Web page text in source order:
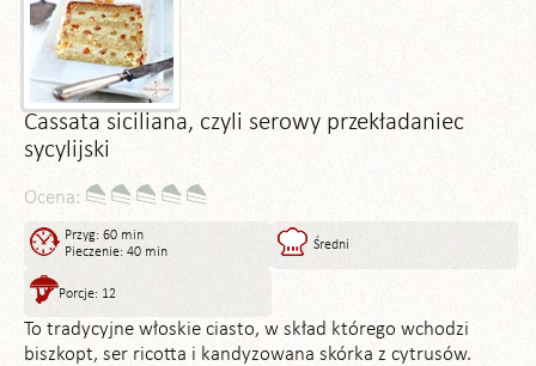
Cassata siciliana, czyli serowy przekładaniec
sycylijski
Ocena:
Przyg: 60 min
Pieczenie: 40 min
Średni
Porcje: 12
To tradycyjne włoskie ciasto, w skład którego wchodzi
biszkopt, ser ricotta i kandyzowana skórka z cytrusów.